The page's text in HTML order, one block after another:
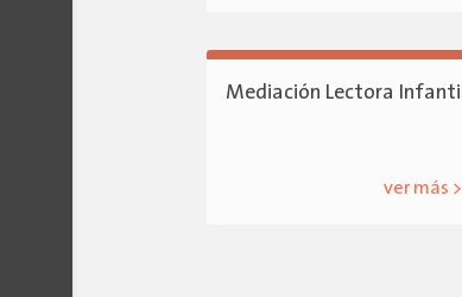
Mediación Lectora Infantil
ver más >